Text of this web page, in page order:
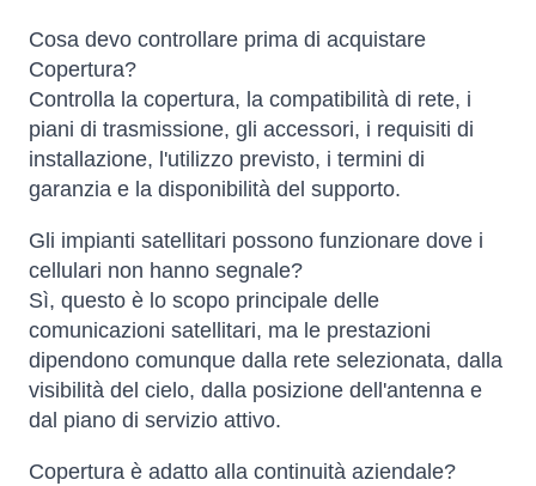
Cosa devo controllare prima di acquistare
Copertura?
Controlla la copertura, la compatibilità di rete, i
piani di trasmissione, gli accessori, i requisiti di
installazione, l'utilizzo previsto, i termini di
garanzia e la disponibilità del supporto.
Gli impianti satellitari possono funzionare dove i
cellulari non hanno segnale?
Sì, questo è lo scopo principale delle
comunicazioni satellitari, ma le prestazioni
dipendono comunque dalla rete selezionata, dalla
visibilità del cielo, dalla posizione dell'antenna e
dal piano di servizio attivo.
Copertura è adatto alla continuità aziendale?